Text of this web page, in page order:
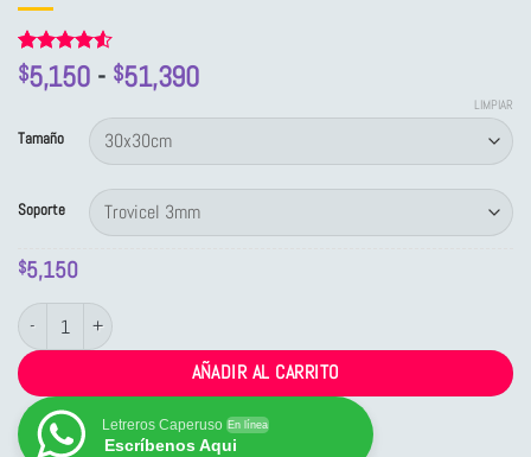
Valorado
con4.5
2
valoraciones
de clientes
$5,150 - $51,390Rango
desde
$5,150
hasta
$51,390
Tamaño
Soporte
LIMPIAR
$5,150
Letrero Sustancias Peligrosas Líquido Inflamable 3 cantidad
AÑADIR AL CARRITO
Letreros Caperuso En línea
Escríbenos Aqui